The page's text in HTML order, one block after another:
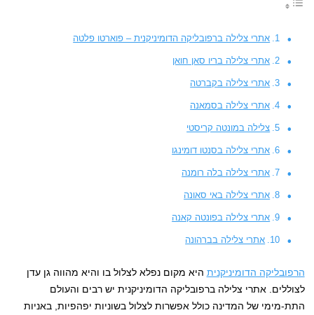
אתרי צלילה ברפובליקה הדומיניקנית – פוארטו פלטה
אתרי צלילה בריו סאן חואן
אתרי צלילה בקברטה
אתרי צלילה בסמאנה
צלילה במונטה קריסטי
אתרי צלילה בסנטו דומינגו
אתרי צלילה בלה רומנה
אתרי צלילה באי סאונה
אתרי צלילה בפונטה קאנה
אתרי צלילה בברהונה
הרפובליקה הדומיניקנית היא מקום נפלא לצלול בו והיא מהווה גן עדן
לצוללים. אתרי צלילה ברפובליקה הדומיניקנית יש רבים והעולם
התת-מימי של המדינה כולל אפשרות לצלול בשוניות יפהפיות, באניות